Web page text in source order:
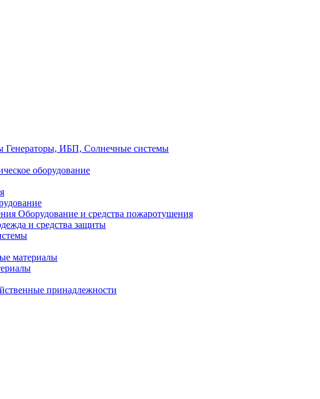
Генераторы, ИБП, Солнечные системы
оборудование
Оборудование и средства пожаротушения
и средства защиты
материалы
принадлежности